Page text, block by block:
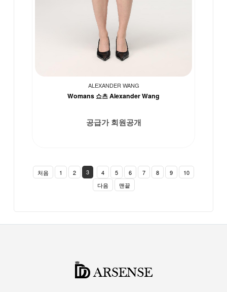
ALEXANDER WANG
Womans 쇼츠 Alexander Wang
공급가 회원공개
처음 1 2 3 4 5 6 7 8 9
10
다음
맨끝